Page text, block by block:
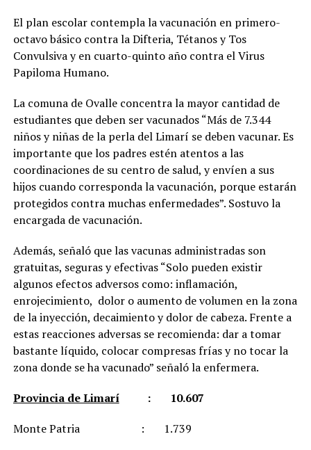
El plan escolar contempla la vacunación en primero-
octavo básico contra la Difteria, Tétanos y Tos
Convulsiva y en cuarto-quinto año contra el Virus
Papiloma Humano.
La comuna de Ovalle concentra la mayor cantidad de
estudiantes que deben ser vacunados “Más de 7.344
niños y niñas de la perla del Limarí se deben vacunar. Es
importante que los padres estén atentos a las
coordinaciones de su centro de salud, y envíen a sus
hijos cuando corresponda la vacunación, porque estarán
protegidos contra muchas enfermedades”. Sostuvo la
encargada de vacunación.
Además, señaló que las vacunas administradas son
gratuitas, seguras y efectivas “Solo pueden existir
algunos efectos adversos como: inflamación,
enrojecimiento, dolor o aumento de volumen en la zona
de la inyección, decaimiento y dolor de cabeza. Frente a
estas reacciones adversas se recomienda: dar a tomar
bastante líquido, colocar compresas frías y no tocar la
zona donde se ha vacunado” señaló la enfermera.
Provincia de Limarí: 10.607
Monte Patria : 1.739